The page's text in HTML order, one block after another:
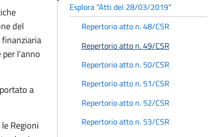
del
l’anno
a
Regioni
Esplora "Atti del 28/03/2019"
Repertorio atto n. 48/CSR
Repertorio atto n. 49/CSR
Repertorio atto n. 50/CSR
Repertorio atto n. 51/CSR
Repertorio atto n. 52/CSR
Repertorio atto n. 53/CSR